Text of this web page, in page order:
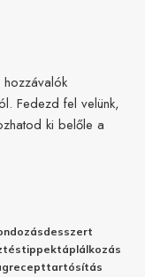
Fedezd fel velünk,
ki belőle a
desszert
tippektáplálkozás
recepttartósítás